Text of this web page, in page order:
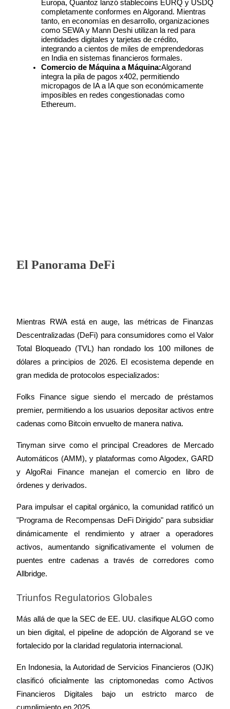
Europa, Quantoz lanzó stablecoins EURQ y USDQ
completamente conformes en Algorand. Mientras
tanto, en economías en desarrollo, organizaciones
como SEWA y Mann Deshi utilizan la red para
identidades digitales y tarjetas de crédito,
integrando a cientos de miles de emprendedoras
en India en sistemas financieros formales.
Comercio de Máquina a Máquina:Algorand
integra la pila de pagos x402, permitiendo
micropagos de IA a IA que son económicamente
imposibles en redes congestionadas como
Ethereum.
El Panorama DeFi
Mientras RWA está en auge, las métricas de Finanzas
Descentralizadas (DeFi) para consumidores como el Valor
Total Bloqueado (TVL) han rondado los 100 millones de
dólares a principios de 2026. El ecosistema depende en
gran medida de protocolos especializados:
Folks Finance sigue siendo el mercado de préstamos
premier, permitiendo a los usuarios depositar activos entre
cadenas como Bitcoin envuelto de manera nativa.
Tinyman sirve como el principal Creadores de Mercado
Automáticos (AMM), y plataformas como Algodex, GARD
y AlgoRai Finance manejan el comercio en libro de
órdenes y derivados.
Para impulsar el capital orgánico, la comunidad ratificó un
"Programa de Recompensas DeFi Dirigido" para subsidiar
dinámicamente el rendimiento y atraer a operadores
activos, aumentando significativamente el volumen de
puentes entre cadenas a través de corredores como
Allbridge.
Triunfos Regulatorios Globales
Más allá de que la SEC de EE. UU. clasifique ALGO como
un bien digital, el pipeline de adopción de Algorand se ve
fortalecido por la claridad regulatoria internacional.
En Indonesia, la Autoridad de Servicios Financieros (OJK)
clasificó oficialmente las criptomonedas como Activos
Financieros Digitales bajo un estricto marco de